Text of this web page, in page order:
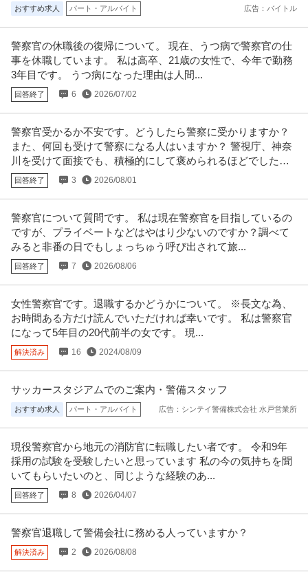
おすすめ求人 パート・アルバイト 広告：バイトル
警察官の休職後の復帰について。 現在、うつ病で警察官の仕
事を休職しています。 私は高卒、21歳の女性で、今年で勤務
3年目です。 うつ病になった理由は人間...
回答終了 6 2026/07/02
警察官受かるか不安です。どうしたら警察に受かりますか？
また、何回も受けて警察になる人はいますか？ 警視庁、神奈
川を受けて面接でも、積極的にして褒められるほどでした
が、落ちました。
回答終了 3 2026/08/01
警察官について質問です。 私は現在警察官を目指しているの
ですが、プライベートなどはやはり少ないのですか？調べて
みると非番の日でもしょっちゅう呼び出されて旅...
回答終了 7 2026/08/06
女性警察官です。退職するかどうかについて。 ※長文な為、
お時間ある方だけ読んでいただければ幸いです。 私は警察官
になって5年目の20代前半の女です。 現...
解決済み 16 2024/08/09
サッカースタジアムでのご案内・警備スタッフ
おすすめ求人 パート・アルバイト 広告：シンテイ警備株式会社 水戸営業所
現役警察官から地元の消防官に転職したい者です。 令和9年
採用の試験を受験したいと思っています 私の今の気持ちを聞
いてもらいたいのと、同じような経験のあ...
回答終了 8 2026/04/07
警察官退職して警備会社に務める人っていますか？
解決済み 2 2026/08/08